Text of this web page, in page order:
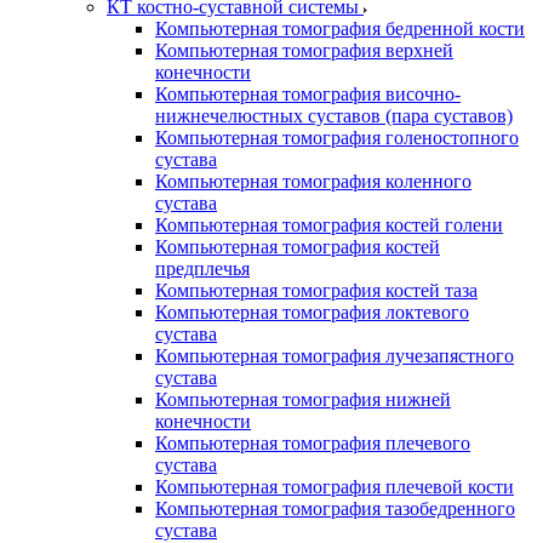
КТ костно-суставной системы
Компьютерная томография бедренной кости
Компьютерная томография верхней
конечности
Компьютерная томография височно-
нижнечелюстных суставов (пара суставов)
Компьютерная томография голеностопного
сустава
Компьютерная томография коленного
сустава
Компьютерная томография костей голени
Компьютерная томография костей
предплечья
Компьютерная томография костей таза
Компьютерная томография локтевого
сустава
Компьютерная томография лучезапястного
сустава
Компьютерная томография нижней
конечности
Компьютерная томография плечевого
сустава
Компьютерная томография плечевой кости
Компьютерная томография тазобедренного
сустава